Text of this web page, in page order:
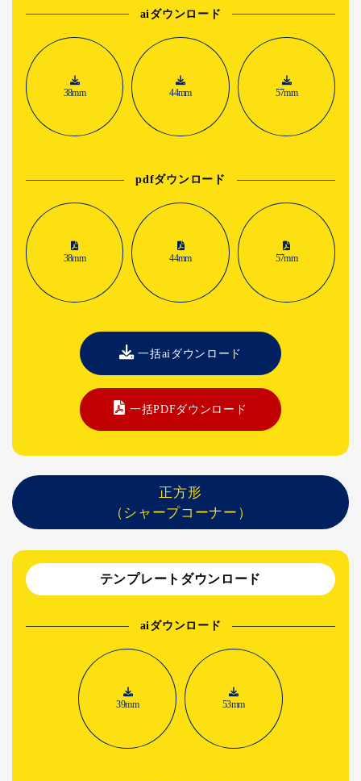
aiダウンロード
38mm 44mm 57mm
pdfダウンロード
38mm 44mm 57mm
一括aiダウンロード
一括PDFダウンロード
正方形
（シャープコーナー）
テンプレートダウンロード
aiダウンロード
39mm 53mm